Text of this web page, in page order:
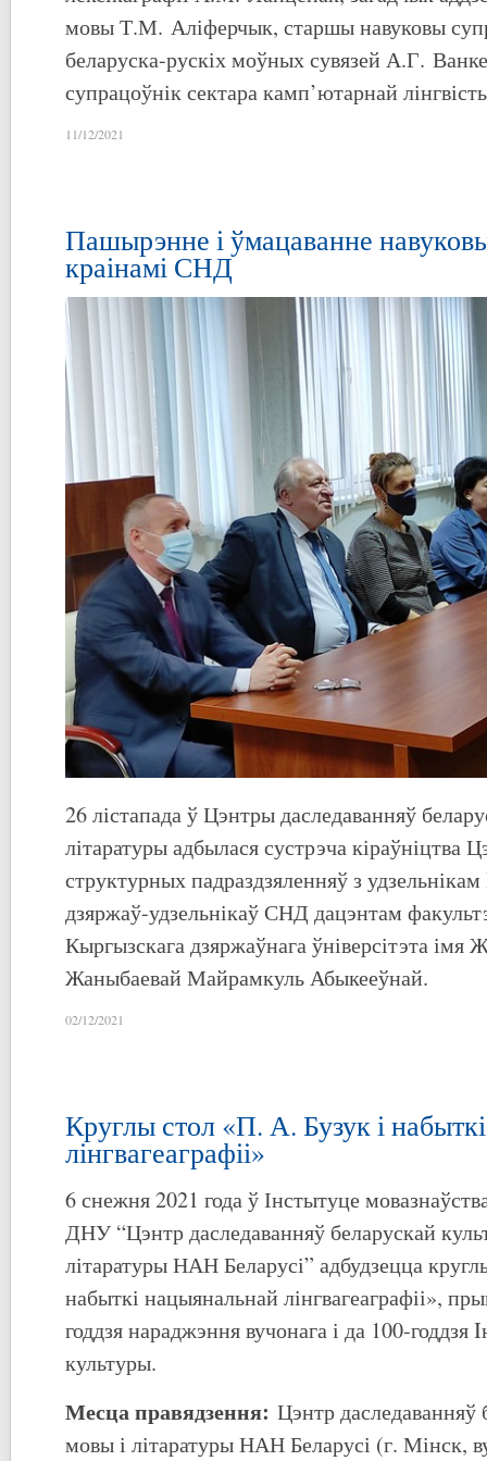
мовы Т.М. Аліферчык, старшы навуковы
беларуска-рускіх моўных сувязей А.Г.
супрацоўнік сектара камп’ютарнай
11/12/2021
Пашырэнне і ўмацаванне
краінамі СНД
26 лістапада ў Цэнтры даследаванняў
літаратуры адбылася сустрэча кіраўніцтва
структурных падраздзяленняў з
дзяржаў-удзельнікаў СНД дацэнтам
Кыргызскага дзяржаўнага ўніверсітэта
Жаныбаевай Майрамкуль Абыкееўнай.
02/12/2021
Круглы стол «П. А. Бузук і
лінгвагеаграфіі»
6 снежня 2021 года ў Інстытуце
ДНУ “Цэнтр даследаванняў беларускай
літаратуры НАН Беларусі” адбудзецца
набыткі нацыянальнай лінгвагеаграфіі»,
годдзя нараджэння вучонага і да 100-годдзя
культуры.
Месца правядзення: Цэнтр даследаванняў
мовы і літаратуры НАН Беларусі (г. Мінск,